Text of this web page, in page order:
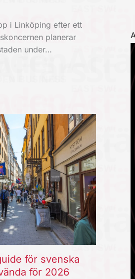
i Linköping efter ett
planerar
under…
för svenska
för 2026